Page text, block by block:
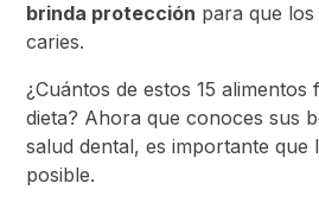
brinda protección para que
caries.
¿Cuántos de estos 15
dieta? Ahora que conoces sus
salud dental, es importante que
posible.